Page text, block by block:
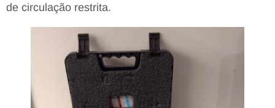
de circulação restrita.